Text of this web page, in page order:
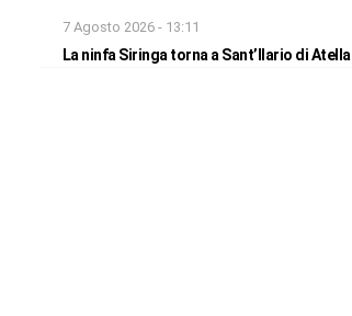
7 Agosto 2026 - 13:11
La ninfa Siringa torna a Sant’Ilario di Atella